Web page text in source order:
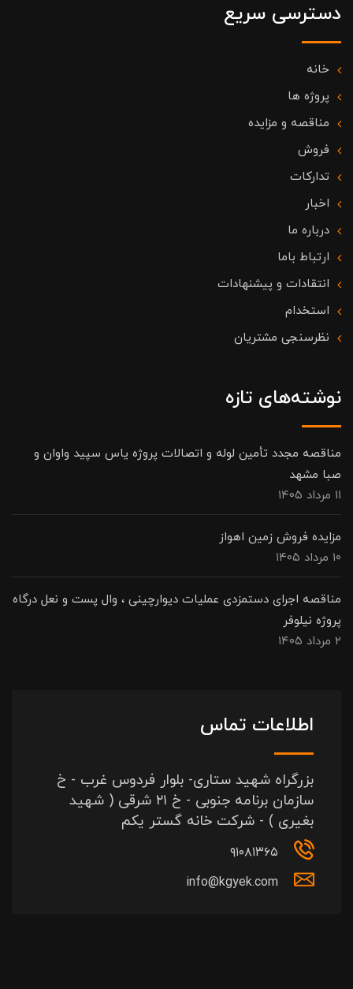
دسترسی سریع
خانه
پروژه ها
مناقصه و مزایده
فروش
تدارکات
اخبار
درباره ما
ارتباط باما
انتقادات و پیشنهادات
استخدام
نظرسنجی مشتریان
نوشته‌های تازه
مناقصه مجدد تأمین لوله و اتصالات پروژه یاس سپید واوان و
صبا مشهد
۱۱ مرداد ۱۴۰۵
مزایده فروش زمین اهواز
۱۰ مرداد ۱۴۰۵
مناقصه اجرای دستمزدی عملیات دیوارچینی ، وال پست و نعل درگاه
پروژه نیلوفر
۲ مرداد ۱۴۰۵
اطلاعات تماس
بزرگراه شهید ستاری- بلوار فردوس غرب - خ
سازمان برنامه جنوبی - خ ۲۱ شرقی ( شهید
بغیری ) - شرکت خانه گستر یکم
۹۱۰۸۱۳۶۵
info@kgyek.com